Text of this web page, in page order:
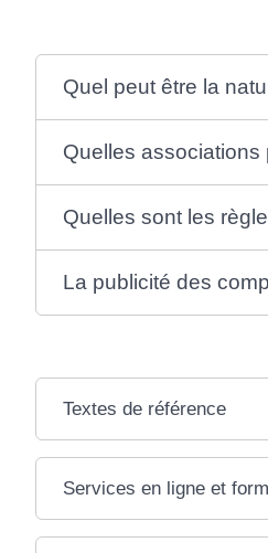
Quel peut être la
Quelles
Quelles sont les
La publicité des
Textes de référence
Services en ligne et